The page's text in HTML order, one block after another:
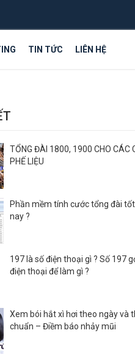
TIN TỨC LIÊN HỆ
TỔNG ĐÀI 1800, 1900 CHO CÁC
PHẾ LIỆU
Phần mềm tính cước tổng đài
nay ?
197 là số điện thoại gì ? Số 197
điện thoại để làm gì ?
Xem bói hắt xì hơi theo ngày và
chuẩn – Điềm báo nhảy mũi